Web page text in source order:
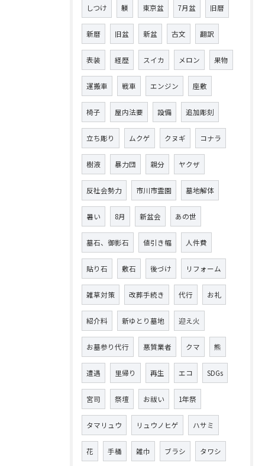
しつけ 躾 東京盆 7月盆 旧暦
新暦 旧盆 新盆 古文 翻訳
表装 経歴 スイカ メロン 果物
運搬車 戦車 エンジン 座敷
椅子 屋内法要 設備 追加彫刻
立ち彫り ムクゲ クヌギ コナラ
樹液 暴力団 親分 ヤクザ
反社会勢力 市川市霊園 墓地解体
暑い 8月 新盆会 あの世
墓石、御影石 値引き幅 人件費
貼り石 敷石 後づけ リフォーム
雑草対策 改葬手続き 代行 お礼
紹介料 新ゆとり墓地 迎え火
お墓参り代行 悪質業者 クマ 熊
遭遇 里帰り 再生 エコ SDGs
宮司 祭壇 お祓い 1年祭
タマリュウ リュウノヒゲ ハサミ
花 手桶 雑巾 ブラシ タワシ